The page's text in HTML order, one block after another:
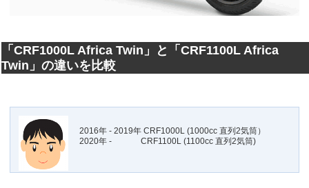
「CRF1000L Africa Twin」と「CRF1100L Africa
Twin」の違いを比較
2016年 - 2019年 CRF1000L (1000cc 直列2気筒）
2020年 - CRF1100L (1100cc 直列2気筒)